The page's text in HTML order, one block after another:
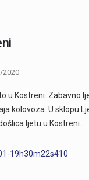
2020
u Kostreni. Zabavno
kolovoza. U sklopu
ljetu u Kostreni…